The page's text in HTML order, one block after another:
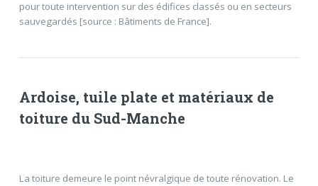
pour toute intervention sur des édifices classés ou en secteurs
sauvegardés [source : Bâtiments de France].
Ardoise, tuile plate et matériaux de
toiture du Sud-Manche
La toiture demeure le point névralgique de toute rénovation. Le